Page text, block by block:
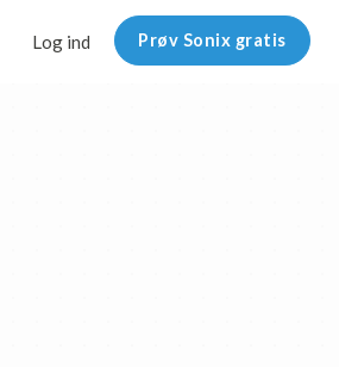
Log ind Prøv Sonix gratis